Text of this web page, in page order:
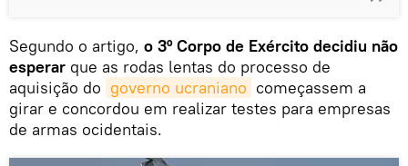
Segundo o artigo, o 3º Corpo de Exército decidiu não
esperar que as rodas lentas do processo de
aquisição do governo ucraniano começassem a
girar e concordou em realizar testes para empresas
de armas ocidentais.